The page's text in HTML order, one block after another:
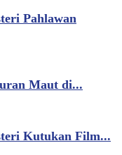
Pahlawan
Maut di...
Kutukan Film...